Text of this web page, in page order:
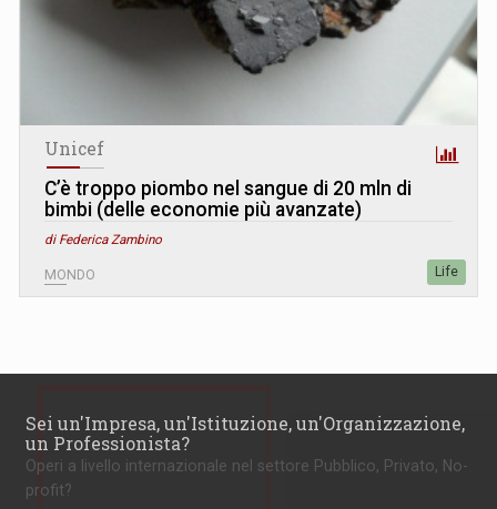
Unicef
C’è troppo piombo nel sangue di 20 mln di
bimbi (delle economie più avanzate)
di Federica Zambino
MONDO Life
Sei un'Impresa, un'Istituzione, un'Organizzazione,
un Professionista?
Operi a livello internazionale nel settore Pubblico, Privato, No-
profit?